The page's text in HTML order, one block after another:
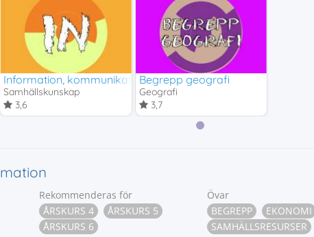
Information, kommunikation och medier
Samhällskunskap
3,6
Begrepp geografi
Geografi
3,7
Rekommenderas för
ÅRSKURS 4
ÅRSKURS 5
ÅRSKURS 6
Övar
BEGREPP
EKONOMI
SAMHÄLLSRESURSER